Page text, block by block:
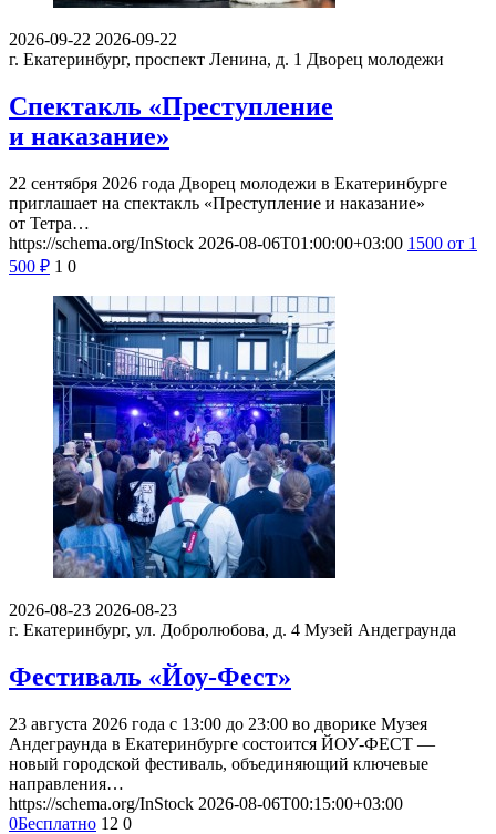
2026-09-22 2026-09-22
г. Екатеринбург, проспект Ленина, д. 1 Дворец молодежи
Спектакль «Преступление
и наказание»
22 сентября 2026 года Дворец молодежи в Екатеринбурге
приглашает на спектакль «Преступление и наказание»
от Тетра…
https://schema.org/InStock 2026-08-06T01:00:00+03:00 1500 от 1
500 ₽ 1 0
2026-08-23 2026-08-23
г. Екатеринбург, ул. Добролюбова, д. 4 Музей Андеграунда
Фестиваль «Йоу-Фест»
23 августа 2026 года с 13:00 до 23:00 во дворике Музея
Андеграунда в Екатеринбурге состоится ЙОУ-ФЕСТ —
новый городской фестиваль, объединяющий ключевые
направления…
https://schema.org/InStock 2026-08-06T00:15:00+03:00
0Бесплатно 12 0